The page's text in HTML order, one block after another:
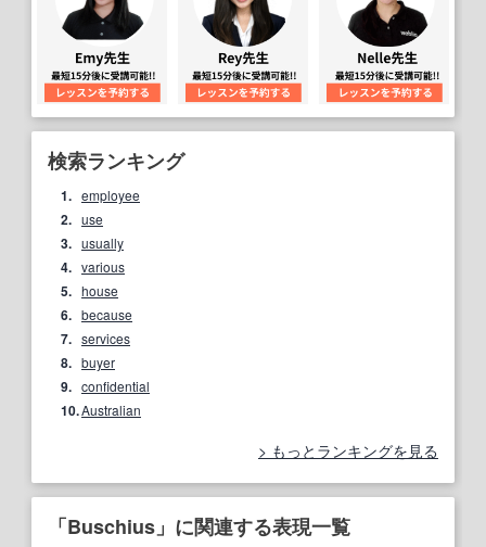
検索ランキング
1. employee
2. use
3. usually
4. various
5. house
6. because
7. services
8. buyer
9. confidential
10.Australian
もっとランキングを見る
「Buschius」に関連する表現一覧